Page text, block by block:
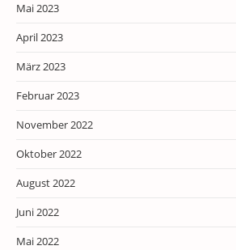
Mai 2023
April 2023
März 2023
Februar 2023
November 2022
Oktober 2022
August 2022
Juni 2022
Mai 2022